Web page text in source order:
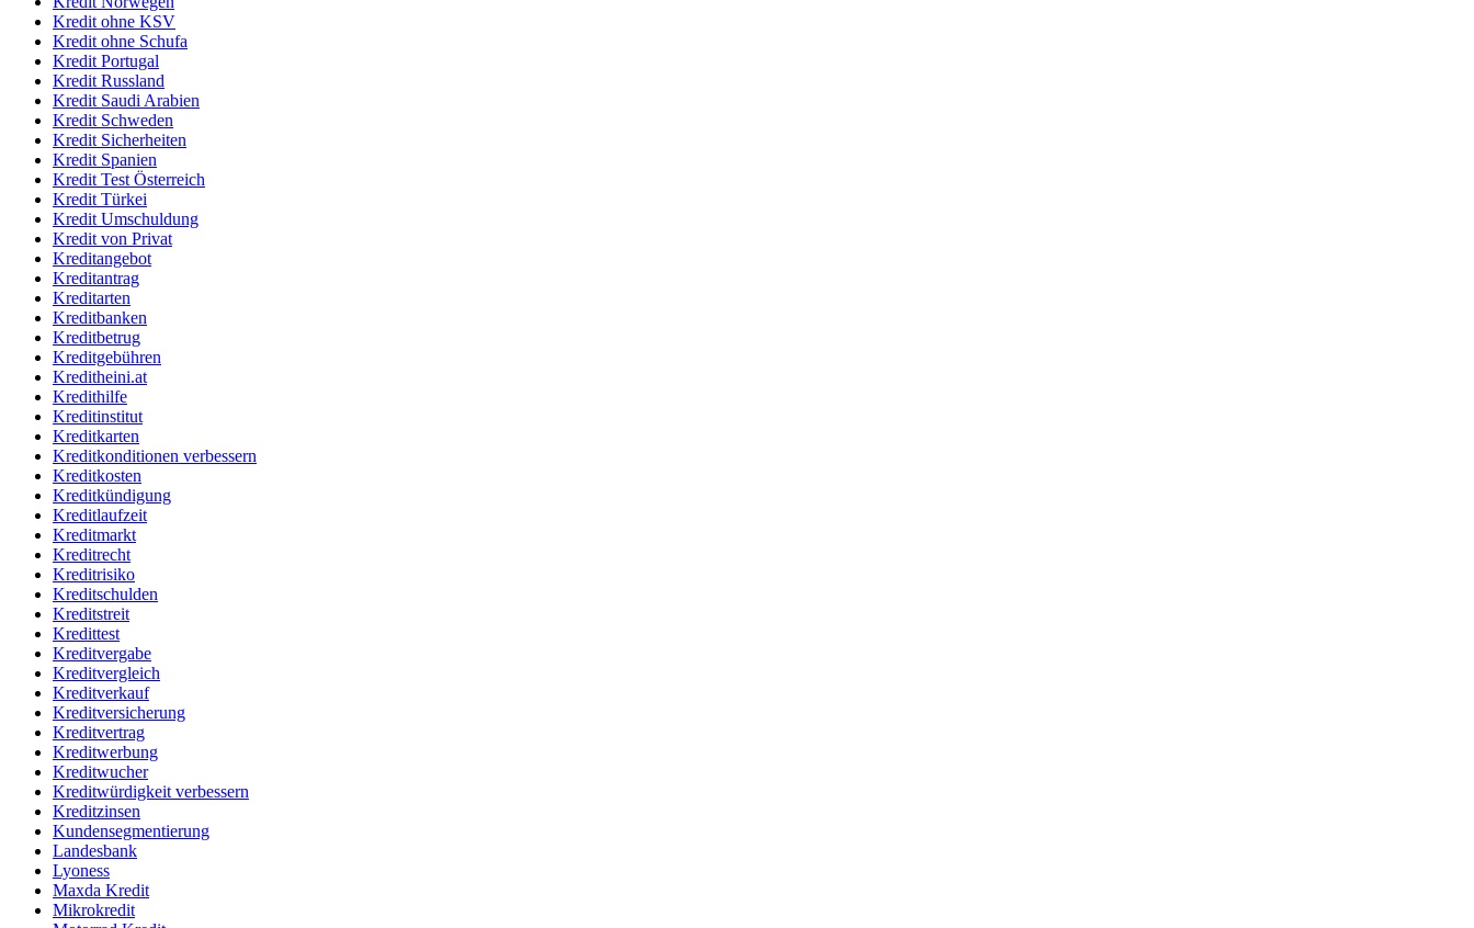
Kredit ohne KSV
Kredit ohne Schufa
Kredit Portugal
Kredit Russland
Kredit Saudi Arabien
Kredit Schweden
Kredit Sicherheiten
Kredit Spanien
Kredit Test Österreich
Kredit Türkei
Kredit Umschuldung
Kredit von Privat
Kreditangebot
Kreditantrag
Kreditarten
Kreditbanken
Kreditbetrug
Kreditgebühren
Kreditheini.at
Kredithilfe
Kreditinstitut
Kreditkarten
Kreditkonditionen verbessern
Kreditkosten
Kreditkündigung
Kreditlaufzeit
Kreditmarkt
Kreditrecht
Kreditrisiko
Kreditschulden
Kreditstreit
Kredittest
Kreditvergabe
Kreditvergleich
Kreditverkauf
Kreditversicherung
Kreditvertrag
Kreditwerbung
Kreditwucher
Kreditwürdigkeit verbessern
Kreditzinsen
Kundensegmentierung
Landesbank
Lyoness
Maxda Kredit
Mikrokredit